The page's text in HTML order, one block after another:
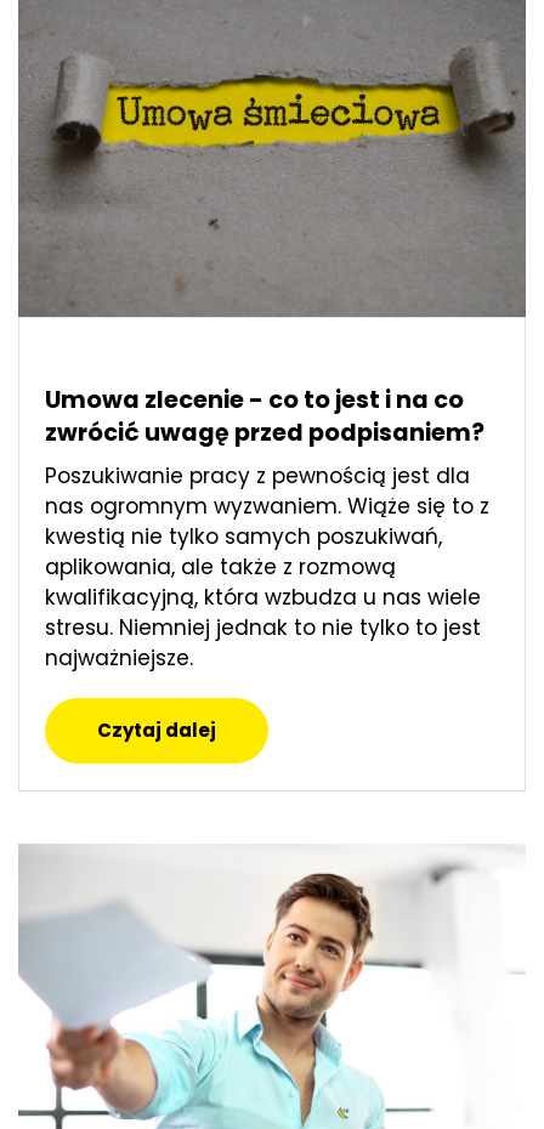
Umowa zlecenie - co to jest i na co
zwrócić uwagę przed podpisaniem?
Poszukiwanie pracy z pewnością jest dla
nas ogromnym wyzwaniem. Wiąże się to z
kwestią nie tylko samych poszukiwań,
aplikowania, ale także z rozmową
kwalifikacyjną, która wzbudza u nas wiele
stresu. Niemniej jednak to nie tylko to jest
najważniejsze.
Czytaj dalej